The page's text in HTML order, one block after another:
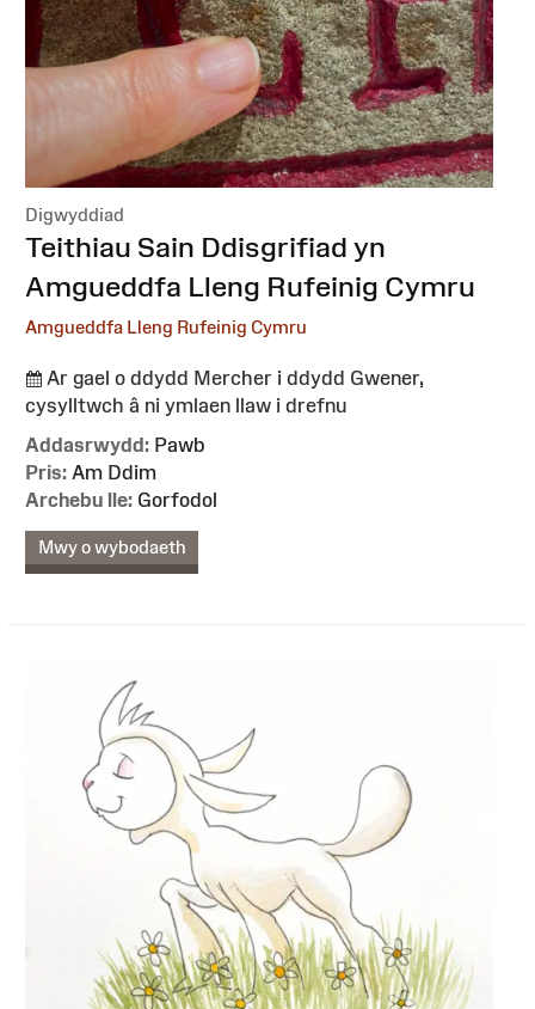
Digwyddiad
:
Teithiau Sain Ddisgrifiad yn
Amgueddfa Lleng Rufeinig Cymru
Amgueddfa Lleng Rufeinig Cymru
Ar gael o ddydd Mercher i ddydd Gwener,
cysylltwch â ni ymlaen llaw i drefnu
Addasrwydd: Pawb
Pris: Am Ddim
Archebu lle: Gorfodol
Mwy o wybodaeth